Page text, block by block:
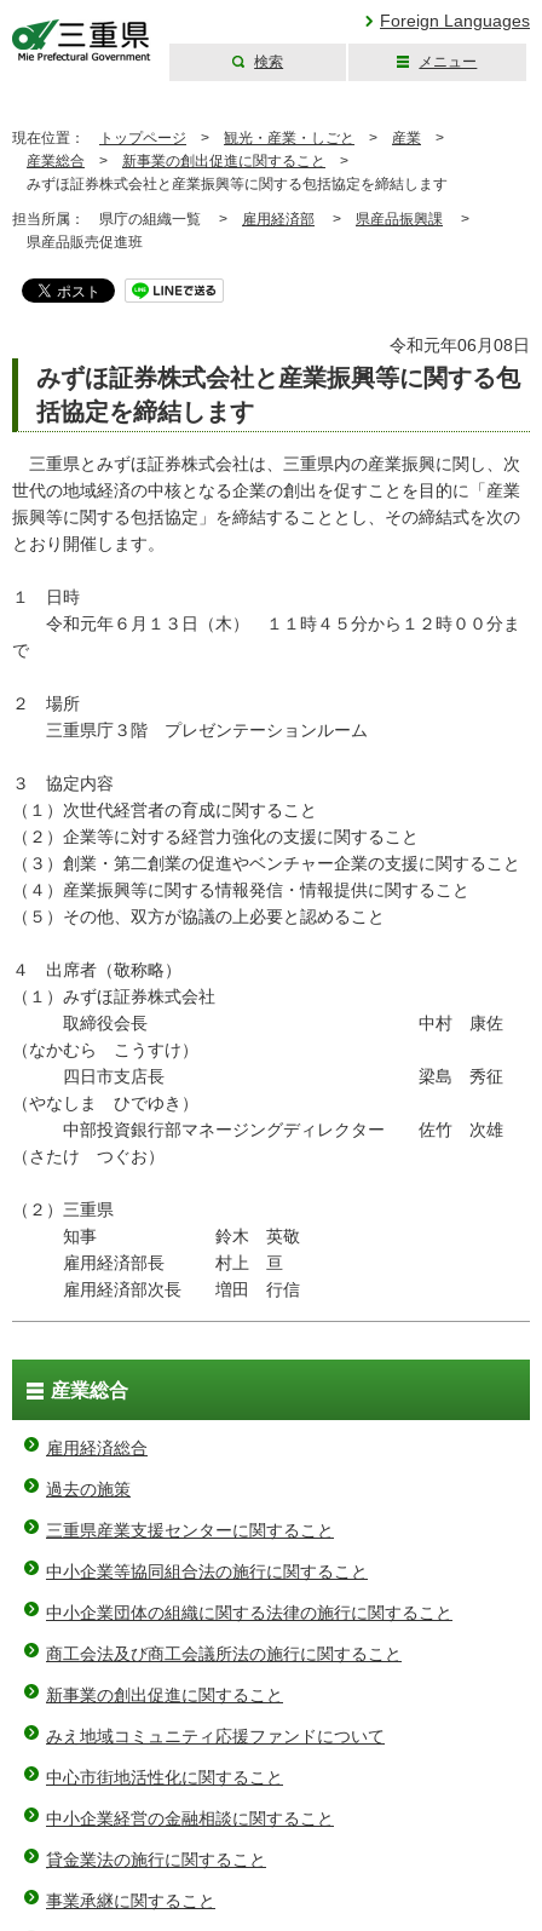
Foreign Languages
検索 メニュー
現在位置： トップページ > 観光・産業・しごと > 産業 >
産業総合 > 新事業の創出促進に関すること
>
みずほ証券株式会社と産業振興等に関する包括協定を締結します
担当所属： 県庁の組織一覧 > 雇用経済部 > 県産品振興課 >
県産品販売促進班
令和元年06月08日
みずほ証券株式会社と産業振興等に関する包
括協定を締結します
三重県とみずほ証券株式会社は、三重県内の産業振興に関し、次
世代の地域経済の中核となる企業の創出を促すことを目的に「産業
振興等に関する包括協定」を締結することとし、その締結式を次の
とおり開催します。
１ 日時
令和元年６月１３日（木） １１時４５分から１２時００分ま
で
２ 場所
三重県庁３階 プレゼンテーションルーム
３ 協定内容
（１）次世代経営者の育成に関すること
（２）企業等に対する経営力強化の支援に関すること
（３）創業・第二創業の促進やベンチャー企業の支援に関すること
（４）産業振興等に関する情報発信・情報提供に関すること
（５）その他、双方が協議の上必要と認めること
４ 出席者（敬称略）
（１）みずほ証券株式会社
取締役会長 中村 康佐
（なかむら こうすけ）
四日市支店長 梁島 秀征
（やなしま ひでゆき）
中部投資銀行部マネージングディレクター 佐竹 次雄
（さたけ つぐお）
（２）三重県
知事 鈴木 英敬
雇用経済部長 村上 亘
雇用経済部次長 増田 行信
産業総合
雇用経済総合
過去の施策
三重県産業支援センターに関すること
中小企業等協同組合法の施行に関すること
中小企業団体の組織に関する法律の施行に関すること
商工会法及び商工会議所法の施行に関すること
新事業の創出促進に関すること
みえ地域コミュニティ応援ファンドについて
中心市街地活性化に関すること
中小企業経営の金融相談に関すること
貸金業法の施行に関すること
事業承継に関すること